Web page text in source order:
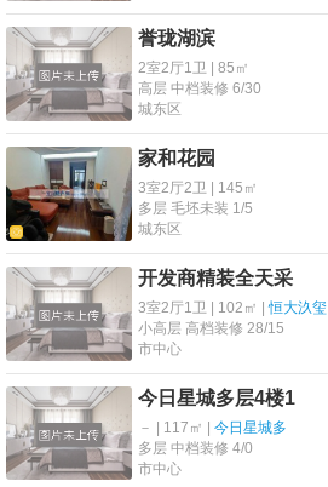
誉珑湖滨
2室2厅1卫 | 85㎡
高层 中档装修 6/30
城东区
家和花园
3室2厅2卫 | 145㎡
多层 毛坯未装 1/5
城东区
开发商精装全天采
3室2厅1卫 | 102㎡ |恒大汣玺
小高层 高档装修 28/15
市中心
今日星城多层4楼1
－ | 117㎡ | 今日星城多
多层 中档装修 4/0
市中心